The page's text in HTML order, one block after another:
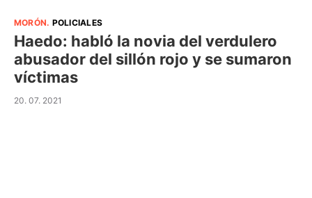
MORÓN. POLICIALES
Haedo: habló la novia del verdulero
abusador del sillón rojo y se sumaron
víctimas
20. 07. 2021